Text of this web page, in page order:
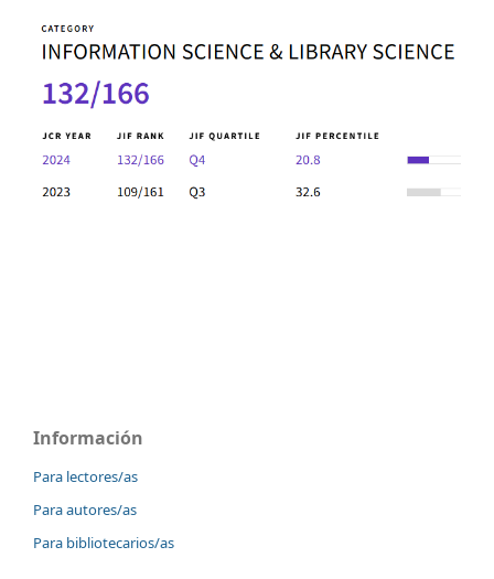
Información
Para lectores/as
Para autores/as
Para bibliotecarios/as